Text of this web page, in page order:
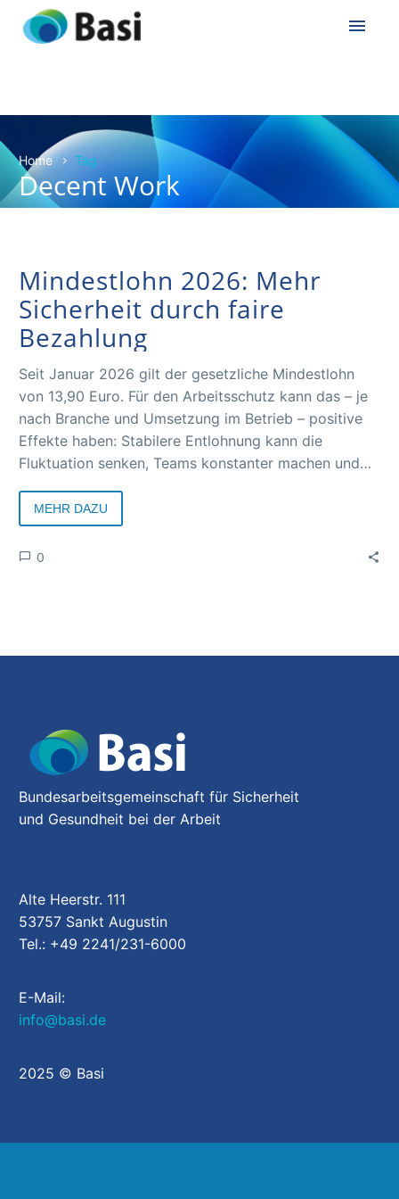
Home Tag
Decent Work
Mindestlohn 2026: Mehr
Sicherheit durch faire
Bezahlung
Seit Januar 2026 gilt der gesetzliche Mindestlohn
von 13,90 Euro. Für den Arbeitsschutz kann das – je
nach Branche und Umsetzung im Betrieb – positive
Effekte haben: Stabilere Entlohnung kann die
Fluktuation senken, Teams konstanter machen und
Arbeitsmitteln umgeht.
MEHR DAZU
0
Bundesarbeitsgemeinschaft für Sicherheit
und Gesundheit bei der Arbeit
Alte Heerstr. 111
53757 Sankt Augustin
Tel.: +49 2241/231-6000
E-Mail:
info@basi.de
2025 © Basi